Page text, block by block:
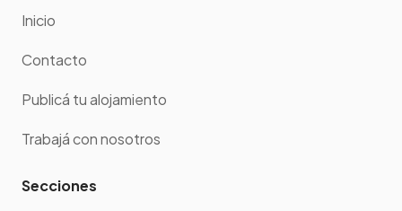
Inicio
Contacto
Publicá tu alojamiento
Trabajá con nosotros
Secciones